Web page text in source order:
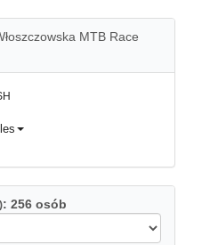
MTB Race
: 256 osób